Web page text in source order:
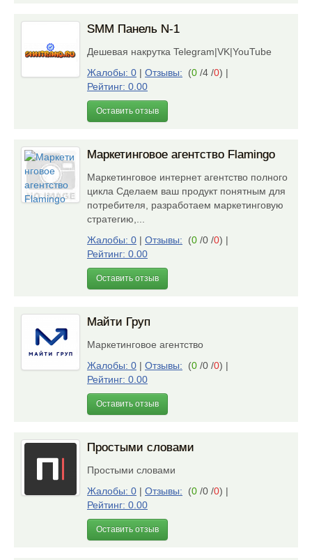
SMM Панель N-1
Дешевая накрутка Telegram|VK|YouTube
Жалобы: 0 | Отзывы: (0 /4 /0) |
Рейтинг: 0.00
Оставить отзыв
Маркетинговое агентство Flamingo
Маркетинговое интернет агентство полного
цикла Сделаем ваш продукт понятным для
потребителя, разработаем маркетинговую
стратегию,...
Жалобы: 0 | Отзывы: (0 /0 /0) |
Рейтинг: 0.00
Оставить отзыв
Майти Груп
Маркетинговое агентство
Жалобы: 0 | Отзывы: (0 /0 /0) |
Рейтинг: 0.00
Оставить отзыв
Простыми словами
Простыми словами
Жалобы: 0 | Отзывы: (0 /0 /0) |
Рейтинг: 0.00
Оставить отзыв